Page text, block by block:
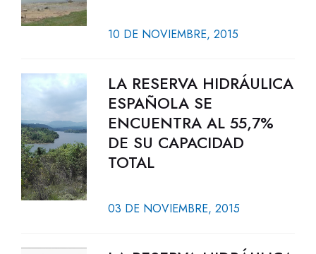
10 DE NOVIEMBRE, 2015
LA RESERVA HIDRÁULICA
ESPAÑOLA SE
ENCUENTRA AL 55,7%
DE SU CAPACIDAD
TOTAL
03 DE NOVIEMBRE, 2015